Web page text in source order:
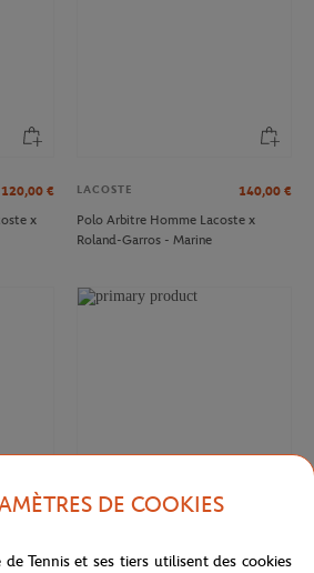
120,00 €
x
LACOSTE 140,00 €
Polo Arbitre Homme Lacoste x
Roland-Garros - Marine
x
T-shirt Performance homme Lacoste
DE COOKIES
de Tennis et ses tiers utilisent des cookies